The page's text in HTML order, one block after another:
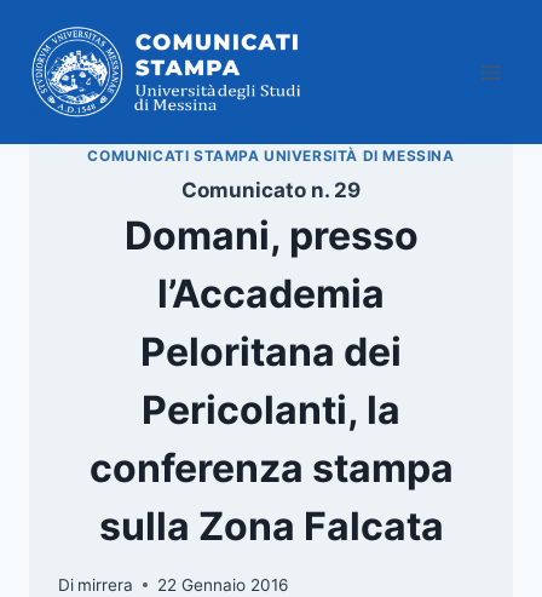
contenuto
COMUNICATI STAMPA UNIVERSITÀ DI MESSINA
Comunicato n. 29
Domani, presso
l’Accademia
Peloritana dei
Pericolanti, la
conferenza stampa
sulla Zona Falcata
Di mirrera 22 Gennaio 2016